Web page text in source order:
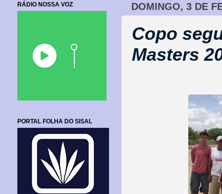
DOMINGO, 3 DE
Copo
Masters
RÁDIO NOSSA VOZ
PORTAL FOLHA DO SISAL